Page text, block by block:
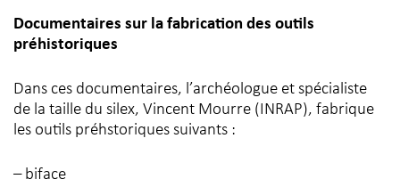
Documentaires sur la fabrication des outils
préhistoriques
Dans ces documentaires, l’archéologue et spécialiste
de la taille du silex, Vincent Mourre (INRAP), fabrique
les outils préhstoriques suivants :
– biface